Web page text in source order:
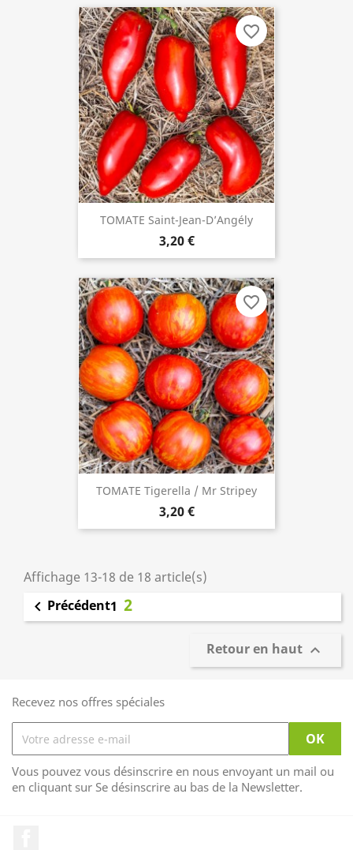
TOMATE Saint-Jean-D’Angély
3,20 €
favorite_border
TOMATE Tigerella / Mr Stripey
3,20 €
favorite_border
Affichage 13-18 de 18 article(s)
 Précédent1 2
Retour en haut 
Recevez nos offres spéciales
Vous pouvez vous désinscrire en nous envoyant un mail ou
en cliquant sur Se désinscrire au bas de la Newsletter.